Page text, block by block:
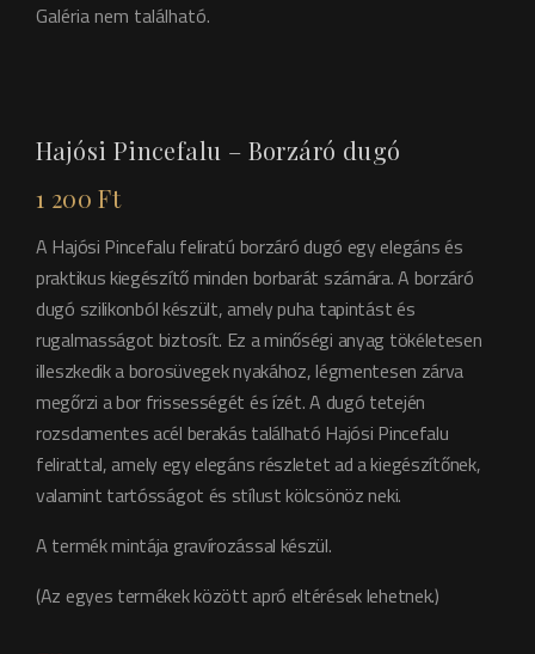
Galéria nem található.
Hajósi Pincefalu – Borzáró dugó
1 200Ft
A Hajósi Pincefalu feliratú borzáró dugó egy elegáns és
praktikus kiegészítő minden borbarát számára. A borzáró
dugó szilikonból készült, amely puha tapintást és
rugalmasságot biztosít. Ez a minőségi anyag tökéletesen
illeszkedik a borosüvegek nyakához, légmentesen zárva
megőrzi a bor frissességét és ízét. A dugó tetején
rozsdamentes acél berakás található Hajósi Pincefalu
felirattal, amely egy elegáns részletet ad a kiegészítőnek,
valamint tartósságot és stílust kölcsönöz neki.
A termék mintája gravírozással készül.
(Az egyes termékek között apró eltérések lehetnek.)